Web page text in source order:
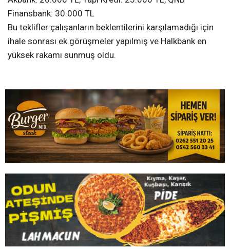
Finansbank: 30.000 TL
Bu teklifler çalışanların beklentilerini karşılamadığı için
ihale sonrası ek görüşmeler yapılmış ve Halkbank en
yüksek rakamı sunmuş oldu.